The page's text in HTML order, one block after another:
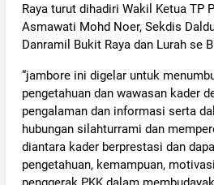
Raya turut dihadiri Wakil Ketua TP
Asmawati Mohd Noer, Sekdis
Danramil Bukit Raya dan Lurah se
“jambore ini digelar untuk
pengetahuan dan wawasan kader
pengalaman dan informasi serta
hubungan silahturrami dan
diantara kader berprestasi dan
pengetahuan, kemampuan,